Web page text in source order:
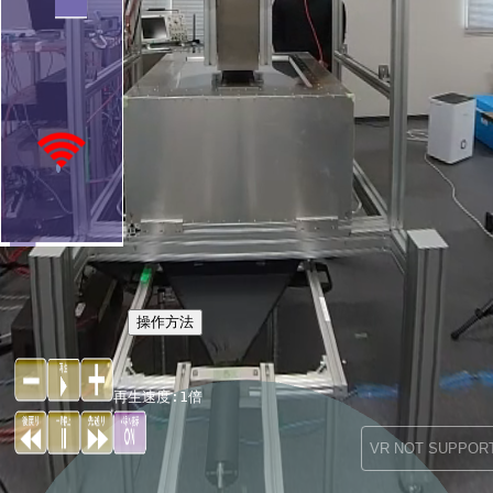
VR NOT
再生速度:1倍